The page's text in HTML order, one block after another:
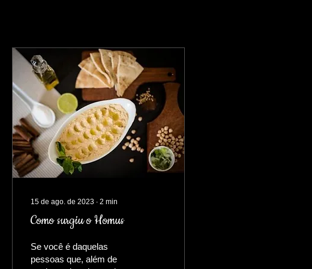
15 de ago. de 2023 ∙ 2 min
Como surgiu o Homus
Se você é daquelas
pessoas que, além de